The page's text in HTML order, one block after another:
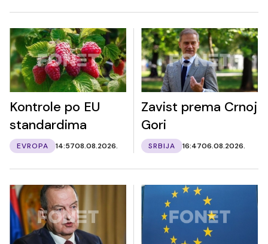
Kontrole po EU
standardima
EVROPA 14:5708.08.2026.
Zavist prema Crnoj
Gori
SRBIJA 16:4706.08.2026.